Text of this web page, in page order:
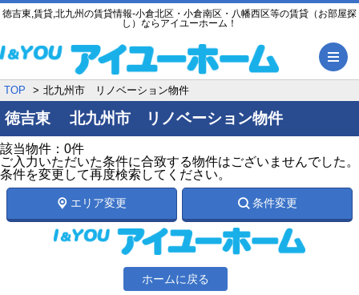
徳吉東,賃貸,北九州の賃貸情報-小倉北区・小倉南区・八幡西区等の賃貸（お部屋探
し）ならアイユーホーム！
TOP 北九州市 リノベーション物件
徳吉東 北九州市 リノベーション物件
該当物件：0件
ご入力いただいた条件に合致する物件はございませんでした。
条件を変更して再度検索してください。
エリア変更 条件変更
ホームに戻る